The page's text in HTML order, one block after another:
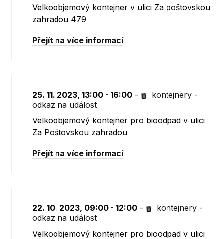
Velkoobjemový kontejner v ulici Za poštovskou
zahradou 479
Přejít na více informací
25. 11. 2023, 13:00 - 16:00 - kontejnery -
odkaz na událost
Velkoobjemový kontejner pro bioodpad v ulici
Za Poštovskou zahradou
Přejít na více informací
22. 10. 2023, 09:00 - 12:00 - kontejnery -
odkaz na událost
Velkoobjemový kontejner pro bioodpad v ulici